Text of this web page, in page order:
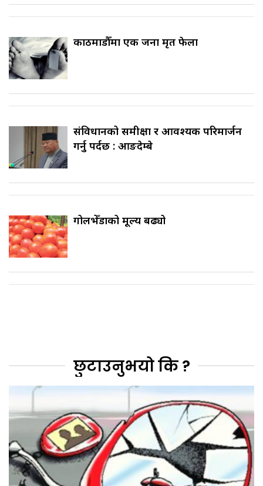
काठमाडौँमा एक जना मृत फेला
संविधानको समीक्षा र आवश्यक परिमार्जन
गर्नु पर्दछ : आङदेम्बे
गोलभेँडाको मूल्य बढ्यो
छुटाउनुभयो कि ?